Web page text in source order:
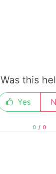
Was this
Yes
0 / 0